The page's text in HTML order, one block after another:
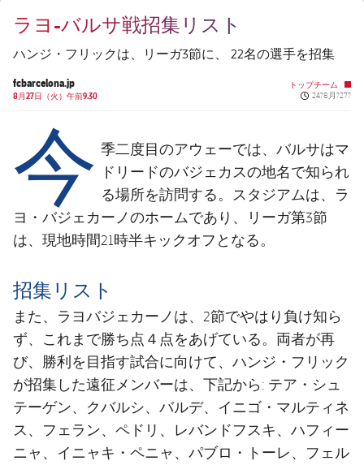
結果
スケジュール
チケット
順位表
PLUSICON
LABEL.ARIA.PLUS
トップチーム
plusicon
label.aria.plus
チケット
結果
順位表
PLUSICON
LABEL.ARIA.PLUS
トップチーム
plusicon
label.aria.plus
スケジュール
チケット
結果
順位表
ラヨ-バルサ戦招集リスト
ハンジ・フリックは、リーガ3節に、 22名の選手を招集
fcbarcelona.jp
8月27日（火）午前9.30
トップチーム
Published
24?8月?27?
今 季二度目のアウェーでは、バルサはマ
ドリードのバジェカスの地名で知られ
る場所を訪問する。スタジアムは、ラ
ヨ・バジェカーノのホームであり、リーガ第3節
は、現地時間21時半キックオフとなる。
招集リスト
また、ラヨバジェカーノは、2節でやはり負け知ら
ず、これまで勝ち点４点をあげている。両者が再
び、勝利を目指す試合に向けて、ハンジ・フリック
が招集した遠征メンバーは、下記から: テア・シュ
テーゲン、クバルシ、バルデ、イニゴ・マルティネ
ス、フェラン、ペドリ、レバンドフスキ、ハフィー
ニャ、イニャキ・ペニャ、パブロ・トーレ、フェル